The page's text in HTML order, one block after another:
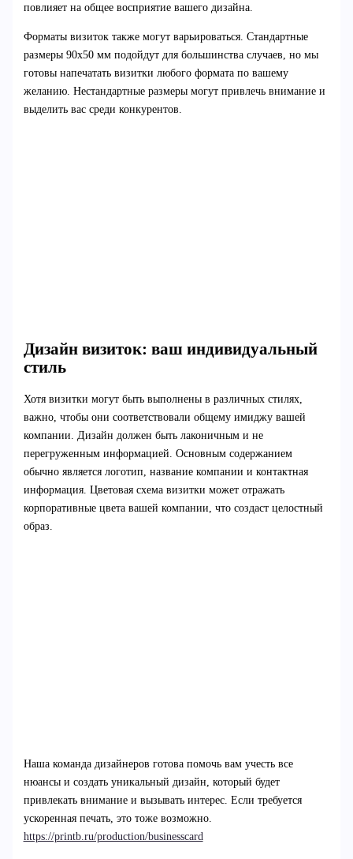
повлияет на общее восприятие вашего дизайна.
Форматы визиток также могут варьироваться. Стандартные
размеры 90х50 мм подойдут для большинства случаев, но мы
готовы напечатать визитки любого формата по вашему
желанию. Нестандартные размеры могут привлечь внимание и
выделить вас среди конкурентов.
Дизайн визиток: ваш индивидуальный
стиль
Хотя визитки могут быть выполнены в различных стилях,
важно, чтобы они соответствовали общему имиджу вашей
компании. Дизайн должен быть лаконичным и не
перегруженным информацией. Основным содержанием
обычно является логотип, название компании и контактная
информация. Цветовая схема визитки может отражать
корпоративные цвета вашей компании, что создаст целостный
образ.
Наша команда дизайнеров готова помочь вам учесть все
нюансы и создать уникальный дизайн, который будет
привлекать внимание и вызывать интерес. Если требуется
ускоренная печать, это тоже возможно.
https://printb.ru/production/businesscard